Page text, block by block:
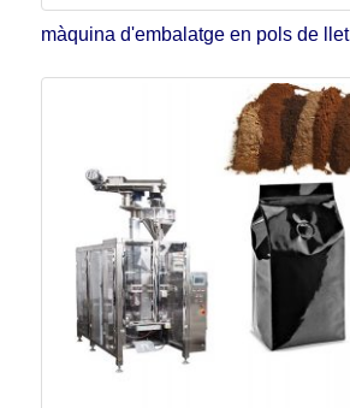
màquina d'embalatge en pols de llet